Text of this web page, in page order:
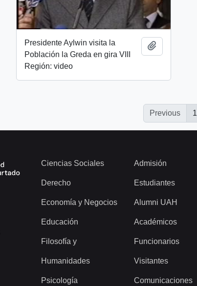
Presidente Aylwin visita la
Población la Greda en gira VIII
Región: video
Previous 1
Ciencias Sociales
Derecho
Economía y Negocios
Educación
Filosofía y
Humanidades
Psicología
Admisión
Estudiantes
Alumni UAH
Académicos
Funcionarios
Visitantes
Comunicaciones